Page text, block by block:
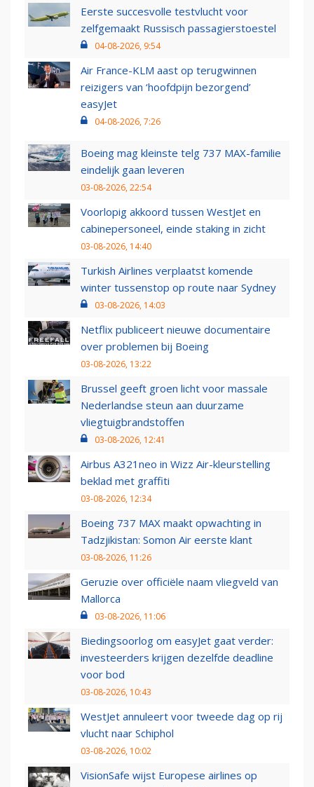
Eerste succesvolle testvlucht voor
zelfgemaakt Russisch passagierstoestel
04-08-2026, 9:54
Air France-KLM aast op terugwinnen
reizigers van ‘hoofdpijn bezorgend’
easyJet
04-08-2026, 7:26
Boeing mag kleinste telg 737 MAX-familie
eindelijk gaan leveren
03-08-2026, 22:54
Voorlopig akkoord tussen WestJet en
cabinepersoneel, einde staking in zicht
03-08-2026, 14:40
Turkish Airlines verplaatst komende
winter tussenstop op route naar Sydney
03-08-2026, 14:03
Netflix publiceert nieuwe documentaire
over problemen bij Boeing
03-08-2026, 13:22
Brussel geeft groen licht voor massale
Nederlandse steun aan duurzame
vliegtuigbrandstoffen
03-08-2026, 12:41
Airbus A321neo in Wizz Air-kleurstelling
beklad met graffiti
03-08-2026, 12:34
Boeing 737 MAX maakt opwachting in
Tadzjikistan: Somon Air eerste klant
03-08-2026, 11:26
Geruzie over officiële naam vliegveld van
Mallorca
03-08-2026, 11:06
Biedingsoorlog om easyJet gaat verder:
investeerders krijgen dezelfde deadline
voor bod
03-08-2026, 10:43
WestJet annuleert voor tweede dag op rij
vlucht naar Schiphol
03-08-2026, 10:02
VisionSafe wijst Europese airlines op